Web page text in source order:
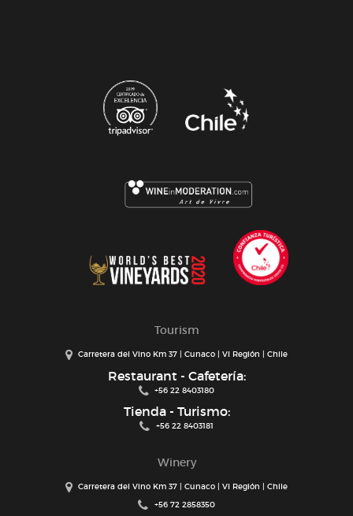
Tourism
Carretera del Vino Km 37 | Cunaco | VI Región | Chile
Restaurant - Cafetería:
+56 22 8403180
Tienda - Turismo:
+56 22 8403181
Winery
Carretera del Vino Km 37 | Cunaco | VI Región | Chile
+56 72 2858350